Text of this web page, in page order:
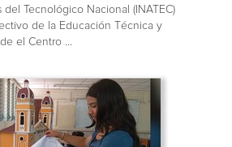
del Tecnológico Nacional (INATEC)
de la Educación Técnica y
el Centro ...